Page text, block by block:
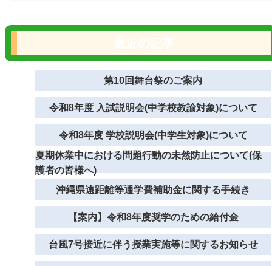
第10回舞台祭のご案内
令和8年度 入試説明会(中学校教諭対象)について
令和8年度 学校説明会(中学生対象)について
夏期休業中における問題行動の未然防止について(保
護者の皆様へ)
沖縄県遠距離等通学費補助金に関する手続き
【案内】令和8年度奨学のための給付金
台風7号接近に伴う授業実施等に関するお知らせ